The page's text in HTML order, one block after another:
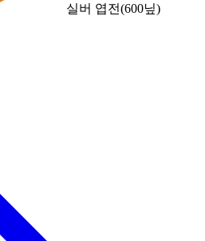
실버 엽전(600닢)